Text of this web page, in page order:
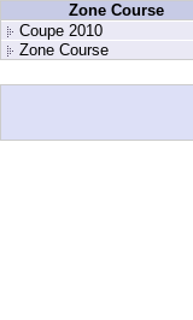
Zone Course
Coupe 2010
Zone Course